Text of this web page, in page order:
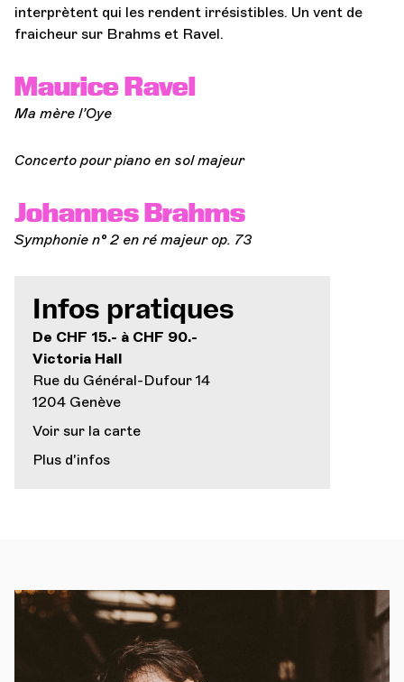
interprètent qui les rendent irrésistibles. Un vent de
fraicheur sur Brahms et Ravel.
Maurice Ravel
Ma mère l’Oye
Concerto pour piano en sol majeur
Johannes Brahms
Symphonie n° 2 en ré majeur op. 73
Infos pratiques
De CHF 15.- à CHF 90.-
Victoria Hall
Rue du Général-Dufour 14
1204 Genève
Voir sur la carte
Plus d'infos